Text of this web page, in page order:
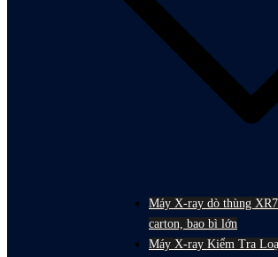
Máy X-ray dò thùng
carton, bao bì lớn
Máy X-ray Kiểm Tra